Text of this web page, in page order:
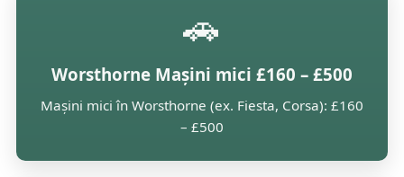
🚗
Worsthorne Mașini mici £160 – £500
Mașini mici în Worsthorne (ex. Fiesta, Corsa): £160
– £500